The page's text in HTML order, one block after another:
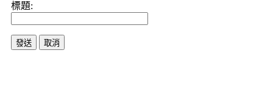
標題:
發送 取消